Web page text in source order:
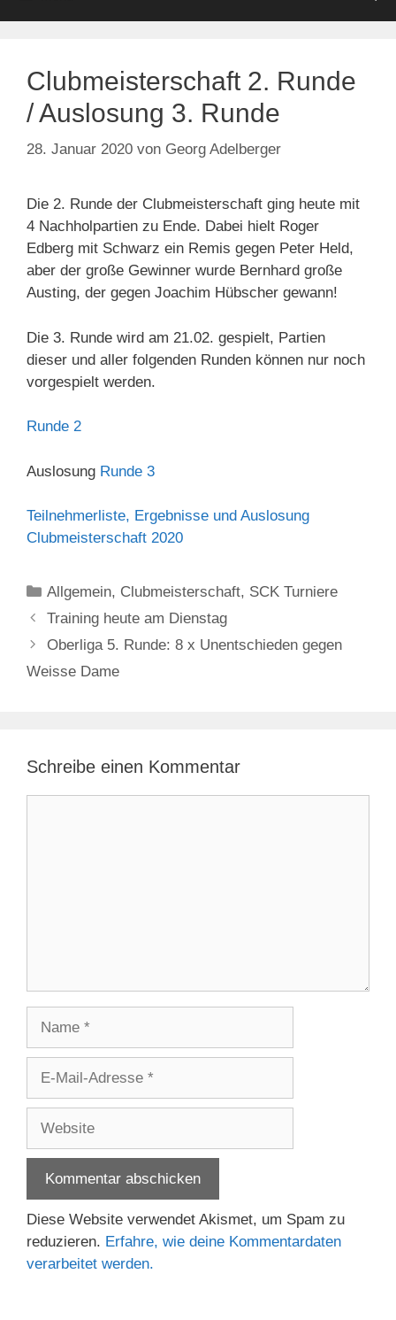
Clubmeisterschaft 2. Runde
/ Auslosung 3. Runde
28. Januar 2020 von Georg Adelberger
Die 2. Runde der Clubmeisterschaft ging heute mit
4 Nachholpartien zu Ende. Dabei hielt Roger
Edberg mit Schwarz ein Remis gegen Peter Held,
aber der große Gewinner wurde Bernhard große
Austing, der gegen Joachim Hübscher gewann!
Die 3. Runde wird am 21.02. gespielt, Partien
dieser und aller folgenden Runden können nur noch
vorgespielt werden.
Runde 2
Auslosung Runde 3
Teilnehmerliste, Ergebnisse und Auslosung
Clubmeisterschaft 2020
Kategorien
Allgemein, Clubmeisterschaft, SCK Turniere
Training heute am Dienstag
Oberliga 5. Runde: 8 x Unentschieden gegen
Weisse Dame
Schreibe einen Kommentar
Adresse
Diese Website verwendet Akismet, um Spam zu
reduzieren. Erfahre, wie deine Kommentardaten
verarbeitet werden.